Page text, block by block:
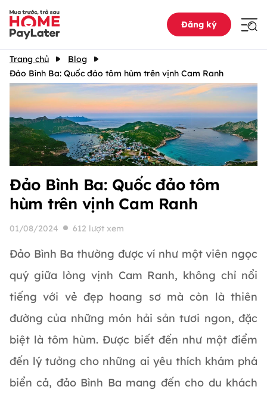
Đăng ký
Trang chủ
Blog
Đảo Bình Ba: Quốc đảo tôm hùm trên vịnh Cam Ranh
Đảo Bình Ba: Quốc đảo tôm
hùm trên vịnh Cam Ranh
01/08/2024 612 lượt xem
Đảo Bình Ba thường được ví như một viên ngọc
quý giữa lòng vịnh Cam Ranh, không chỉ nổi
tiếng với vẻ đẹp hoang sơ mà còn là thiên
đường của những món hải sản tươi ngon, đặc
biệt là tôm hùm. Được biết đến như một điểm
đến lý tưởng cho những ai yêu thích khám phá
biển cả, đảo Bình Ba mang đến cho du khách